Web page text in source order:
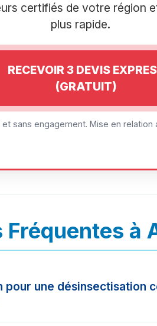
certifiés de votre région
plus rapide.
RECEVOIR 3 DEVIS
(GRATUIT)
sans engagement. Mise en
Fréquentes à
pour une désinsectisation